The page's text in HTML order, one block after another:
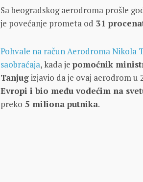
Sa beogradskog aerodroma prošle
je povećanje prometa od 31
Pohvale na račun Aerodroma Nikola
saobraćaja, kada jepomoćnik
Tanjugizjavio da je ovaj aerodrom u
Evropi i bio među vodećim na
preko 5 miliona putnika.